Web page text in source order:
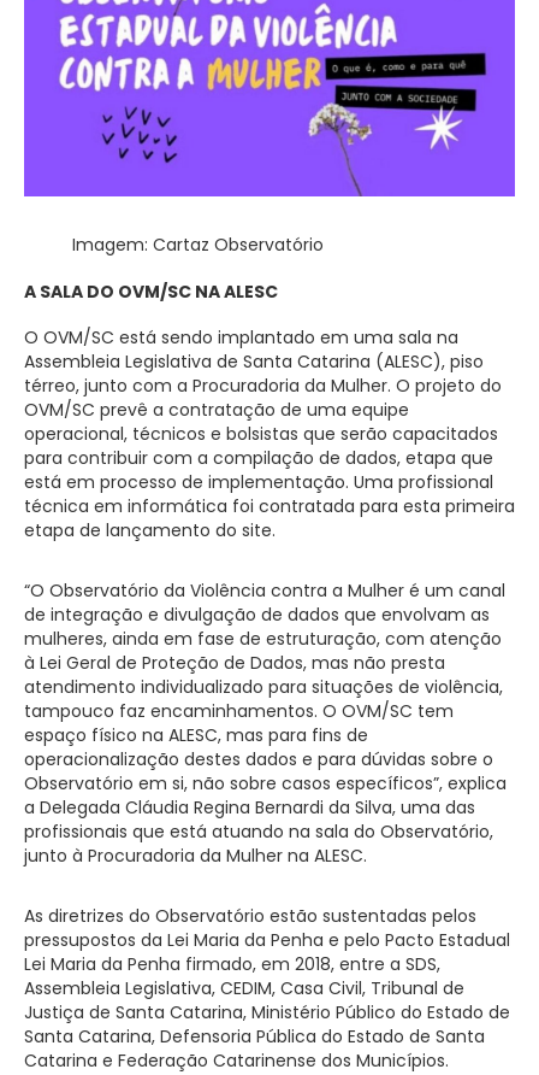
Imagem: Cartaz Observatório
A SALA DO OVM/SC NA ALESC
O OVM/SC está sendo implantado em uma sala na
Assembleia Legislativa de Santa Catarina (ALESC), piso
térreo, junto com a Procuradoria da Mulher. O projeto do
OVM/SC prevê a contratação de uma equipe
operacional, técnicos e bolsistas que serão capacitados
para contribuir com a compilação de dados, etapa que
está em processo de implementação. Uma profissional
técnica em informática foi contratada para esta primeira
etapa de lançamento do site.
“O Observatório da Violência contra a Mulher é um canal
de integração e divulgação de dados que envolvam as
mulheres, ainda em fase de estruturação, com atenção
à Lei Geral de Proteção de Dados, mas não presta
atendimento individualizado para situações de violência,
tampouco faz encaminhamentos. O OVM/SC tem
espaço físico na ALESC, mas para fins de
operacionalização destes dados e para dúvidas sobre o
Observatório em si, não sobre casos específicos”, explica
a Delegada Cláudia Regina Bernardi da Silva, uma das
profissionais que está atuando na sala do Observatório,
junto à Procuradoria da Mulher na ALESC.
As diretrizes do Observatório estão sustentadas pelos
pressupostos da Lei Maria da Penha e pelo Pacto Estadual
Lei Maria da Penha firmado, em 2018, entre a SDS,
Assembleia Legislativa, CEDIM, Casa Civil, Tribunal de
Justiça de Santa Catarina, Ministério Público do Estado de
Santa Catarina, Defensoria Pública do Estado de Santa
Catarina e Federação Catarinense dos Municípios.